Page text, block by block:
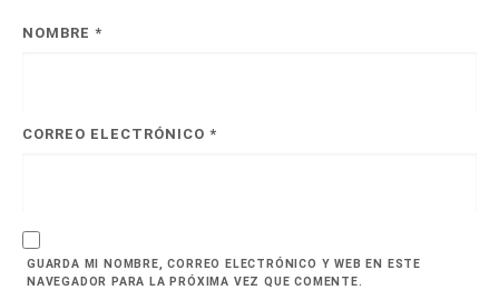
NOMBRE *
CORREO ELECTRÓNICO *
GUARDA MI NOMBRE, CORREO ELECTRÓNICO Y WEB EN ESTE
NAVEGADOR PARA LA PRÓXIMA VEZ QUE COMENTE.